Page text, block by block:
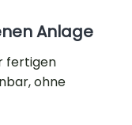
Anlage
fertigen
ohne